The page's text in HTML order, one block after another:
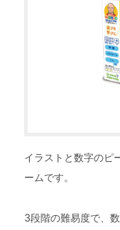
イラストと数字のピ
ームです。
3段階の難易度で、